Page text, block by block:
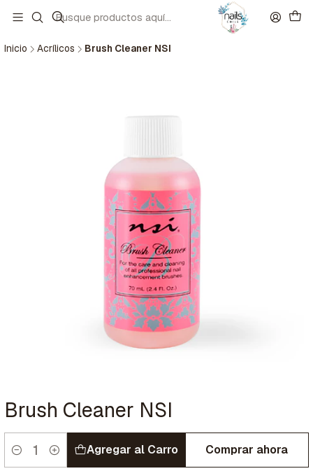
Inicio Acrílicos Brush Cleaner NSI
Brush Cleaner NSI
Cantidad
Agregar al Carro Comprar ahora